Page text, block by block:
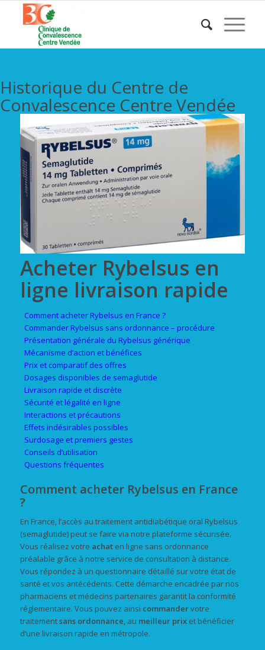
Historique du Centre de
Convalescence Centre Vendée
Acheter Rybelsus en
ligne livraison rapide
Comment acheter Rybelsus en France ?
Commander Rybelsus sans ordonnance – procédure
Présentation générale du Rybelsus générique
Mécanisme d’action et bénéfices
Prix et comparatif des offres
Dosages disponibles de semaglutide
Livraison rapide et discrète
Sécurité et légalité en ligne
Interactions et précautions
Effets indésirables possibles
Surdosage et premiers gestes
Conseils d’utilisation
Questions fréquentes
Comment acheter Rybelsus en France
?
En France, l’accès au traitement antidiabétique oral Rybelsus
(semaglutide) peut se faire via notre plateforme sécurisée.
Vous réalisez votre achaten ligne sans ordonnance
préalable grâce à notre service de consultation à distance.
Vous répondez à un questionnaire détaillé sur votre état de
santé et vos antécédents. Cette démarche encadrée par nos
pharmaciens et médecins partenaires garantit la conformité
réglementaire. Vous pouvez ainsi commandervotre
traitementsans ordonnance, au meilleur prixet bénéficier
d’une livraison rapide en métropole.